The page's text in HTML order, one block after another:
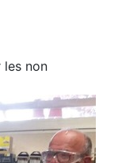
les non